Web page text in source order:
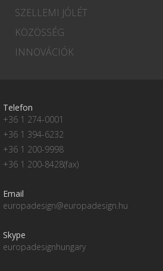
SZELLEMI JÓLÉT
KÖZÖSSÉG
INNOVÁCIÓK
Telefon
+36 1 274-0001
+36 1 394-6232
+36 1 200-9998
+36 1 200-8428(fax)
Email
europadesign@europadesign.hu
Skype
europadesignhungary